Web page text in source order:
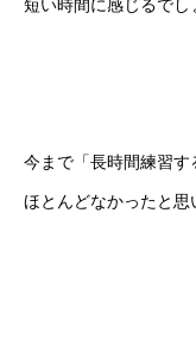
短い時間に感じるでし
今まで「長時間練習す
ほとんどなかったと思